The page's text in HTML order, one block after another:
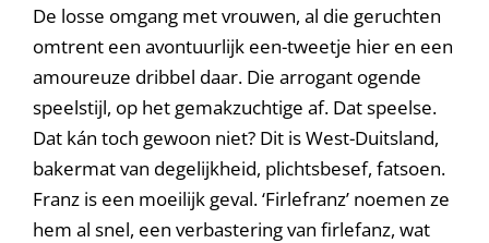
De losse omgang met vrouwen, al die geruchten
omtrent een avontuurlijk een-tweetje hier en een
amoureuze dribbel daar. Die arrogant ogende
speelstijl, op het gemakzuchtige af. Dat speelse.
Dat kán toch gewoon niet? Dit is West-Duitsland,
bakermat van degelijkheid, plichtsbesef, fatsoen.
Franz is een moeilijk geval. ‘Firlefranz’ noemen ze
hem al snel, een verbastering van firlefanz, wat